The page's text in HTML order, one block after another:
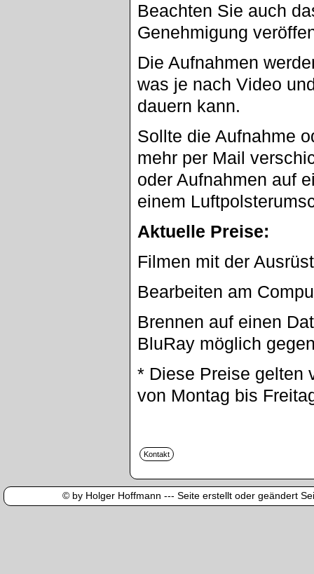
Beachten Sie auch
Genehmigung
Die Aufnahmen
was je nach Video
dauern kann.
Sollte die Aufnahme
mehr per Mail
oder Aufnahmen auf
einem
Aktuelle Preise:
Filmen mit der
Bearbeiten am
Brennen auf einen
BluRay möglich
* Diese Preise gelten
von Montag bis
© by Holger Hoffmann --- Seite erstellt oder geändert